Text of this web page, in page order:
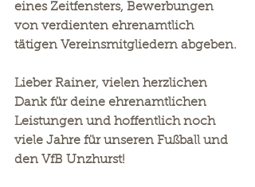
eines Zeitfensters, Bewerbungen
von verdienten ehrenamtlich
tätigen Vereinsmitgliedern abgeben.
Lieber Rainer, vielen herzlichen
Dank für deine ehrenamtlichen
Leistungen und hoffentlich noch
viele Jahre für unseren Fußball und
den VfB Unzhurst!